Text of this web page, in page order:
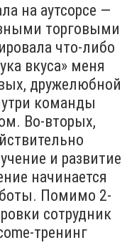
на аутсорсе —
торговыми
что-либо
вкуса» меня
дружелюбной
команды
Во-вторых,
и развитие
начинается
Помимо 2-
сотрудник
тренинг